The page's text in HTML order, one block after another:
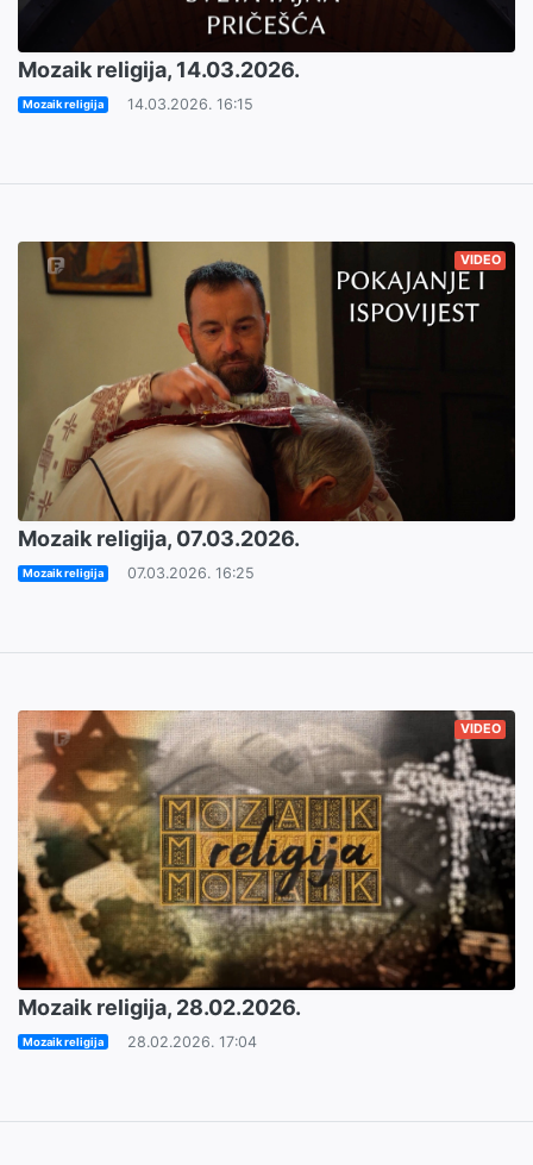
Mozaik religija, 14.03.2026.
Mozaik religija 14.03.2026. 16:15
VIDEO
Mozaik religija, 07.03.2026.
Mozaik religija 07.03.2026. 16:25
VIDEO
Mozaik religija, 28.02.2026.
Mozaik religija 28.02.2026. 17:04